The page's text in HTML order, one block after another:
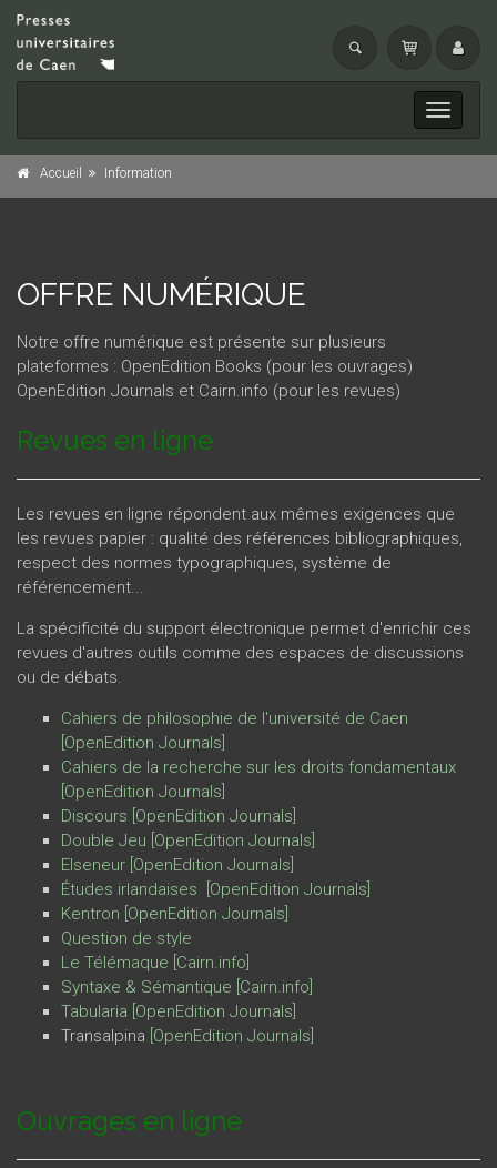
Toggle
Accueil Information
OFFRE NUMÉRIQUE
Notre offre numérique est présente sur plusieurs
plateformes : OpenEdition Books (pour les ouvrages)
OpenEdition Journals et Cairn.info (pour les revues)
Revues en ligne
Les revues en ligne répondent aux mêmes exigences que
les revues papier : qualité des références bibliographiques,
respect des normes typographiques, système de
référencement...
La spécificité du support électronique permet d'enrichir ces
revues d'autres outils comme des espaces de discussions
ou de débats.
Cahiers de philosophie de l'université de Caen
[OpenEdition Journals
Cahiers de la recherche sur les droits fondamentaux
[OpenEdition Journals
Discours [OpenEdition Journals
Double Jeu [OpenEdition Journals
Elseneur [OpenEdition Journals
Études irlandaises
[OpenEdition Journals
Kentron [OpenEdition Journals
Question de style
Le Télémaque [Cairn.info
Syntaxe & Sémantique [Cairn.info
Tabularia [OpenEdition Journals
Transalpina [OpenEdition Journals
Ouvrages en ligne